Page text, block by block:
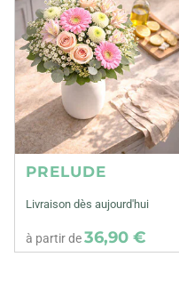
PRELUDE
Livraison dès aujourd'hui
à partir de36,90 €